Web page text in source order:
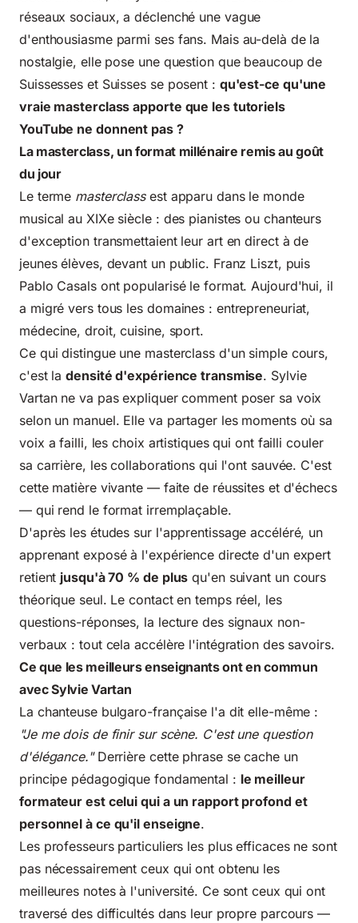
réseaux sociaux, a déclenché une vague
d'enthousiasme parmi ses fans. Mais au-delà de la
nostalgie, elle pose une question que beaucoup de
Suissesses et Suisses se posent : qu'est-ce qu'une
vraie masterclass apporte que les tutoriels
YouTube ne donnent pas ?
La masterclass, un format millénaire remis au goût
du jour
Le terme masterclassest apparu dans le monde
musical au XIXe siècle : des pianistes ou chanteurs
d'exception transmettaient leur art en direct à de
jeunes élèves, devant un public. Franz Liszt, puis
Pablo Casals ont popularisé le format. Aujourd'hui, il
a migré vers tous les domaines : entrepreneuriat,
médecine, droit, cuisine, sport.
Ce qui distingue une masterclass d'un simple cours,
c'est ladensité d'expérience transmise. Sylvie
Vartan ne va pas expliquer comment poser sa voix
selon un manuel. Elle va partager les moments où sa
voix a failli, les choix artistiques qui ont failli couler
sa carrière, les collaborations qui l'ont sauvée. C'est
cette matière vivante — faite de réussites et d'échecs
— qui rend le format irremplaçable.
D'après les études sur l'apprentissage accéléré, un
apprenant exposé à l'expérience directe d'un expert
retient jusqu'à 70 % de plus qu'en suivant un cours
théorique seul. Le contact en temps réel, les
questions-réponses, la lecture des signaux non-
verbaux : tout cela accélère l'intégration des savoirs.
Ce que les meilleurs enseignants ont en commun
avec Sylvie Vartan
La chanteuse bulgaro-française l'a dit elle-même :
"Je me dois de finir sur scène. C'est une question
d'élégance."Derrière cette phrase se cache un
principe pédagogique fondamental : le meilleur
formateur est celui qui a un rapport profond et
personnel à ce qu'il enseigne.
Les professeurs particuliers les plus efficaces ne sont
pas nécessairement ceux qui ont obtenu les
meilleures notes à l'université. Ce sont ceux qui ont
traversé des difficultés dans leur propre parcours —